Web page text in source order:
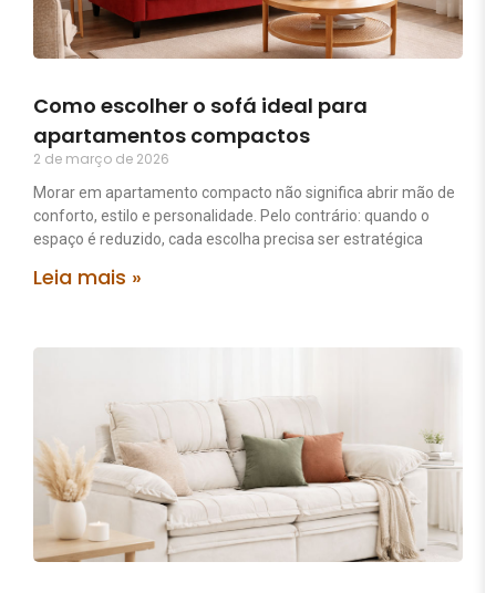
Como escolher o sofá ideal para
apartamentos compactos
2 de março de 2026
Morar em apartamento compacto não significa abrir mão de
conforto, estilo e personalidade. Pelo contrário: quando o
espaço é reduzido, cada escolha precisa ser estratégica
Leia mais »